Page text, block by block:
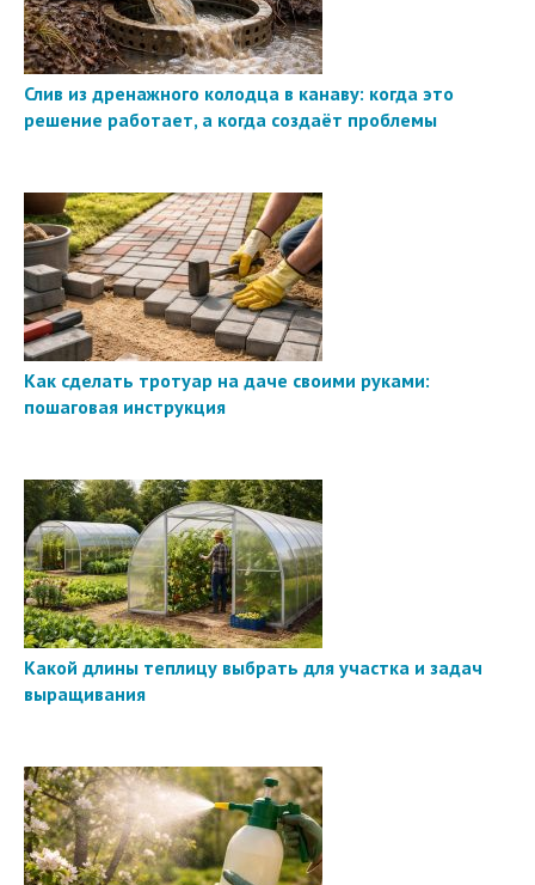
Слив из дренажного колодца в канаву: когда это
решение работает, а когда создаёт проблемы
Как сделать тротуар на даче своими руками:
пошаговая инструкция
Какой длины теплицу выбрать для участка и задач
выращивания